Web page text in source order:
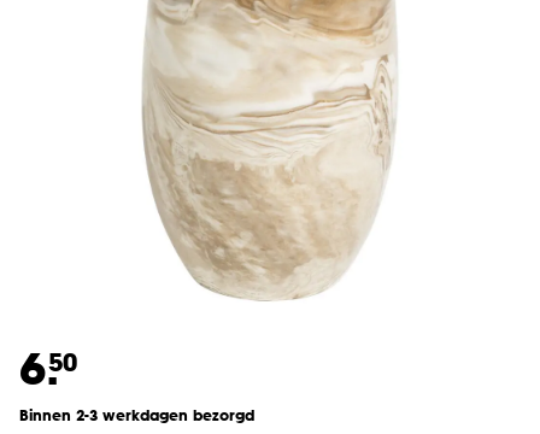
6.50
Binnen 2-3 werkdagen bezorgd